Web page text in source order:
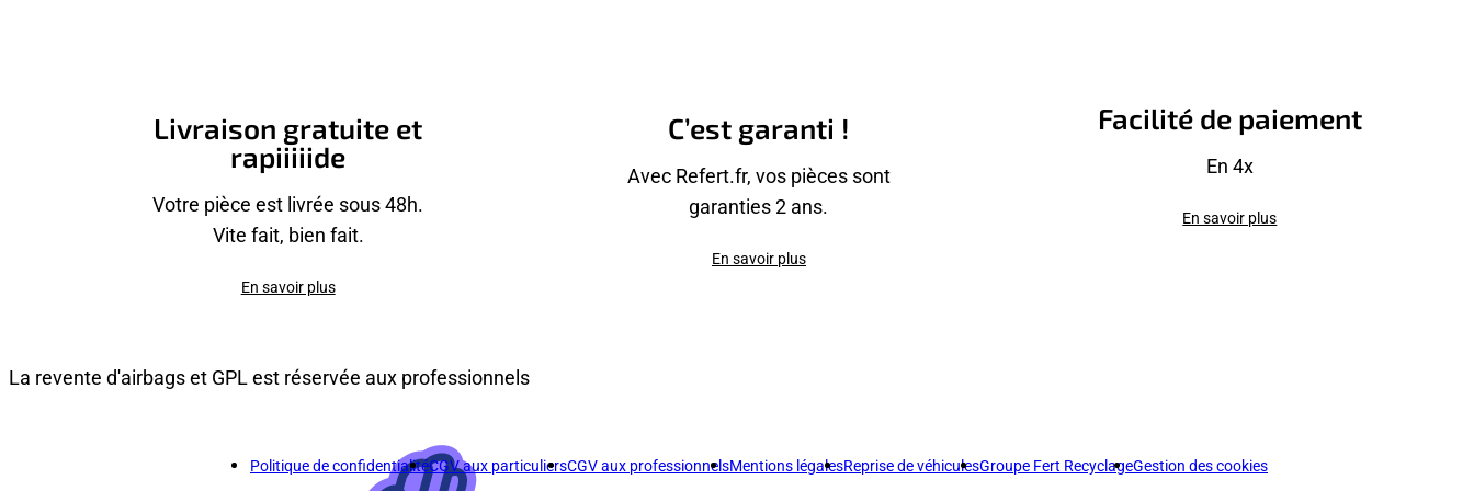
Livraison gratuite et
rapiiiiide
Votre pièce est livrée sous 48h.
Vite fait, bien fait.
En savoir plus
C’est garanti !
Avec Refert.fr, vos pièces sont
garanties 2 ans.
En savoir plus
Facilité de paiement
En 4x
En savoir plus
La revente d'airbags et GPL est réservée aux professionnels
Politique de confidentialitéCGV aux particuliersCGV aux professionnelsMentions légalesReprise de véhiculesGroupe Fert RecyclageGestion des cookies